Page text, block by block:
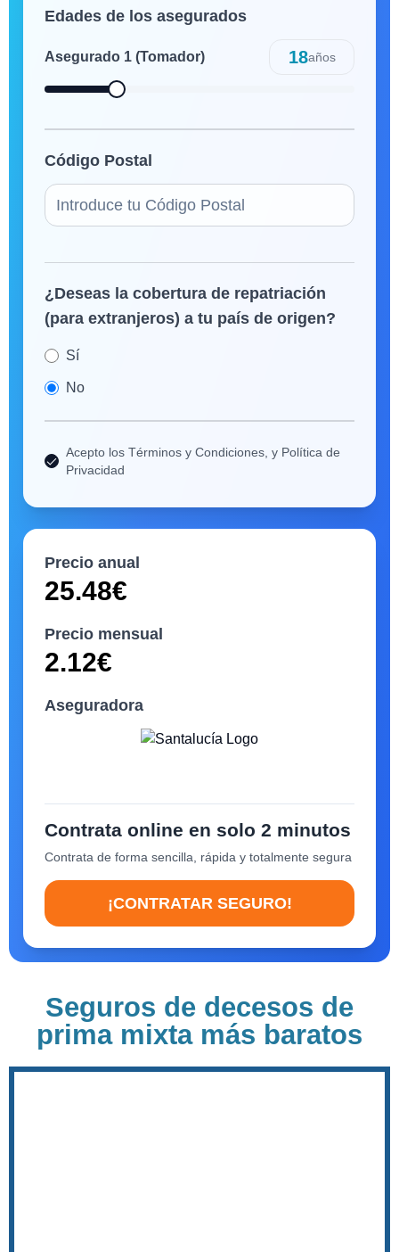
Edades de los asegurados
Asegurado 1 (Tomador) 18años
Código Postal
¿Deseas la cobertura de repatriación
(para extranjeros) a tu país de origen?
Sí
No
Acepto los Términos y Condiciones, y Política de
Privacidad
Precio anual
25.48€
Precio mensual
2.12€
Aseguradora
Contrata online en solo 2 minutos
Contrata de forma sencilla, rápida y totalmente segura
¡CONTRATAR SEGURO!
Seguros de decesos de
prima mixta más baratos